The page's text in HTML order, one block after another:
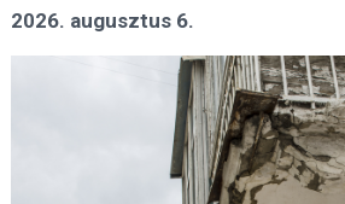
2026. augusztus 6.